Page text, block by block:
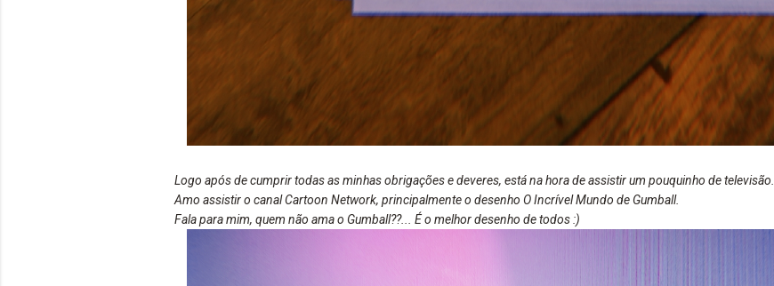
Logo após de cumprir todas as minhas obrigações e deveres, está na hora de assistir um pouquinho de televisão.
Amo assistir o canal Cartoon Network, principalmente o desenho O Incrível Mundo de Gumball.
Fala para mim, quem não ama o Gumball??... É o melhor desenho de todos :)